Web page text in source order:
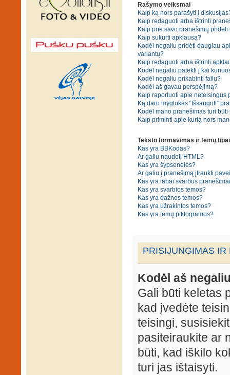
Rašymo veiksmai
Kaip ką nors parašyti į
Kaip redaguoti arba ištrinti
Kaip prie savo pranešimų pridėti
Kaip sukurti apklausą?
Kodėl negaliu pridėti daugiau
variantų?
Kaip redaguoti arba ištrinti
Kodėl negaliu patekti į kai
Kodėl negaliu prikabinti failų?
Kodėl aš gavau perspėjimą?
Kaip raportuoti apie neteisingus
Ką daro mygtukas “Išsaugoti”
Kodėl mano pranešimas turi būti
Kaip priminti apie kurią nors
Teksto formavimas ir temų tipai
Kas yra BBKodas?
Ar galiu naudoti HTML?
Kas yra šypsenėlės?
Ar galiu į pranešimą įtraukti
Kas yra labai svarbūs
Kas yra svarbios temos?
Kas yra dažnos temos?
Kas yra užrakintos temos?
Kas yra temų piktogramos?
PRISIJUNGIMAS IR
Kodėl aš
Gali būti keletas
kad įvedėte
teisingi,
pasiteiraukite ar
būti, kad iškilo
turi jas ištaisyti.